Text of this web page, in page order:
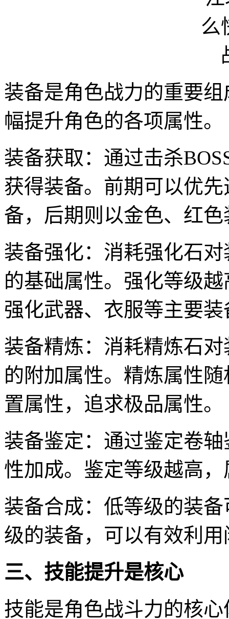
装备是角色战力的重要
幅提升角色的各项属性。
装备获取：通过击杀
获得装备。前期可以优
备，后期则以金色、红
装备强化：消耗强化石
的基础属性。强化等级
强化武器、衣服等主要装
装备精炼：消耗精炼石
的附加属性。精炼属性
置属性，追求极品属性。
装备鉴定：通过鉴定卷
性加成。鉴定等级越高
装备合成：低等级的装
级的装备，可以有效利
三、技能提升是核心
技能是角色战斗力的核